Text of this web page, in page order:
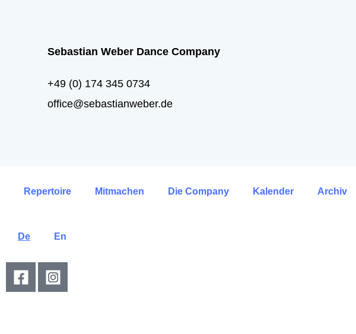
Sebastian Weber Dance Company
+49 (0) 174 345 0734
office@sebastianweber.de
Repertoire Mitmachen Die Company Kalender Archiv
De En